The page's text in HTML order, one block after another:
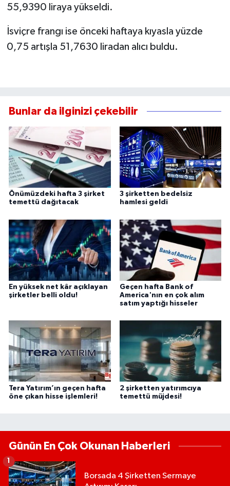
55,9390 liraya yükseldi.
İsviçre frangı ise önceki haftaya kıyasla yüzde
0,75 artışla 51,7630 liradan alıcı buldu.
Bunlar da ilginizi çekebilir
Önümüzdeki hafta 3 şirket
temettü dağıtacak
3 şirketten bedelsiz
hamlesi geldi
En yüksek net kâr açıklayan
şirketler belli oldu!
Geçen hafta Bank of
America'nın en çok alım
satım yaptığı hisseler
Tera Yatırım’ın geçen hafta
öne çıkan hisse işlemleri!
2 şirketten yatırımcıya
temettü müjdesi!
Günün En Çok Okunan Haberleri
Borsada 4 Şirketten Sermaye